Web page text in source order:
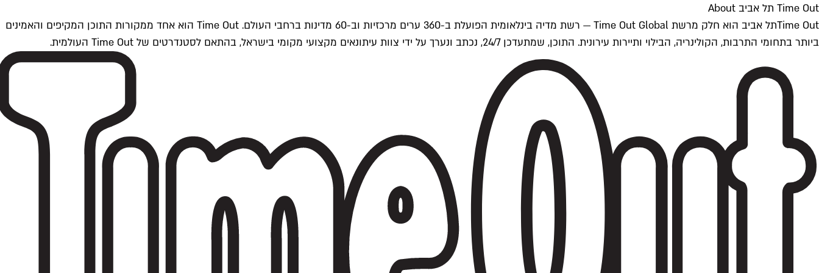
Time Out תל אביב About
Time Outתל אביב הוא חלק מרשת Time Out Global — רשת מדיה בינלאומית הפועלת ב-360 ערים מרכזיות וב-60 מדינות ברחבי העולם. Time Out הוא אחד ממקורות התוכן המקיפים והאמינים
ביותר בתחומי התרבות, הקולינריה, הבילוי ותיירות עירונית. התוכן, שמתעדכן 24/7, נכתב ונערך על ידי צוות עיתונאים מקצועי מקומי בישראל, בהתאם לסטנדרטים של Time Out העולמית.